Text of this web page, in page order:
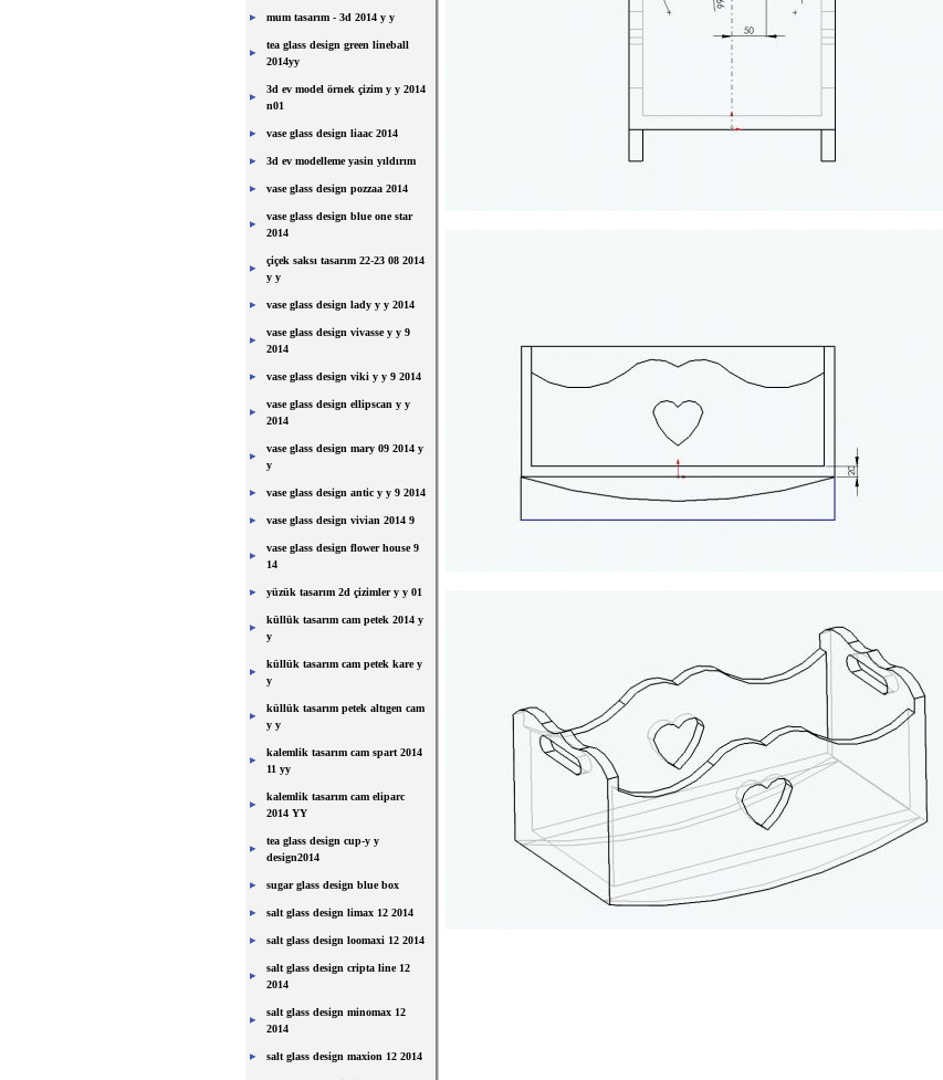
mum tasarım - 3d 2014 y y
tea glass design green lineball
2014yy
3d ev model örnek çizim y y 2014
n01
vase glass design liaac 2014
3d ev modelleme yasin yıldırım
vase glass design pozzaa 2014
vase glass design blue one star
2014
çiçek saksı tasarım 22-23 08 2014
y y
vase glass design lady y y 2014
vase glass design vivasse y y 9
2014
vase glass design viki y y 9 2014
vase glass design ellipscan y y
2014
vase glass design mary 09 2014 y
y
vase glass design antic y y 9 2014
vase glass design vivian 2014 9
vase glass design flower house 9
14
yüzük tasarım 2d çizimler y y 01
küllük tasarım cam petek 2014 y
y
küllük tasarım cam petek kare y
y
küllük tasarım petek altıgen cam
y y
kalemlik tasarım cam spart 2014
11 yy
kalemlik tasarım cam eliparc
2014 YY
tea glass design cup-y y
design2014
sugar glass design blue box
salt glass design limax 12 2014
salt glass design loomaxi 12 2014
salt glass design cripta line 12
2014
salt glass design minomax 12
2014
salt glass design maxion 12 2014